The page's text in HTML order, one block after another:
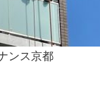
ンス京都